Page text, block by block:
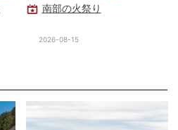
南部の火祭り
2026-08-15